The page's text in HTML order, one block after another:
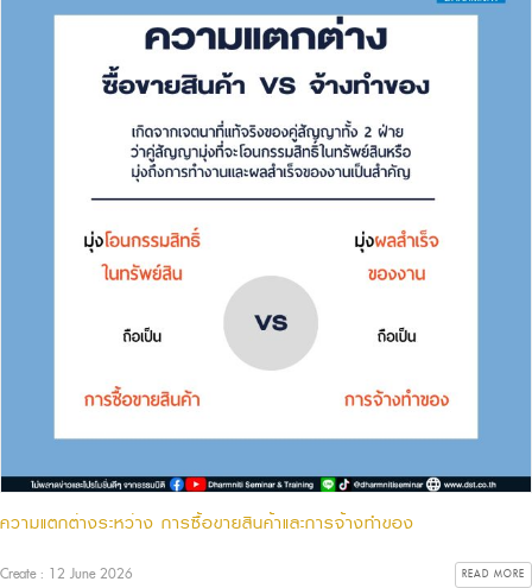
ความแตกต่างระหว่าง การซื้อขายสินค้าและการจ้างทำของ
Create : 12 June 2026 READ MORE